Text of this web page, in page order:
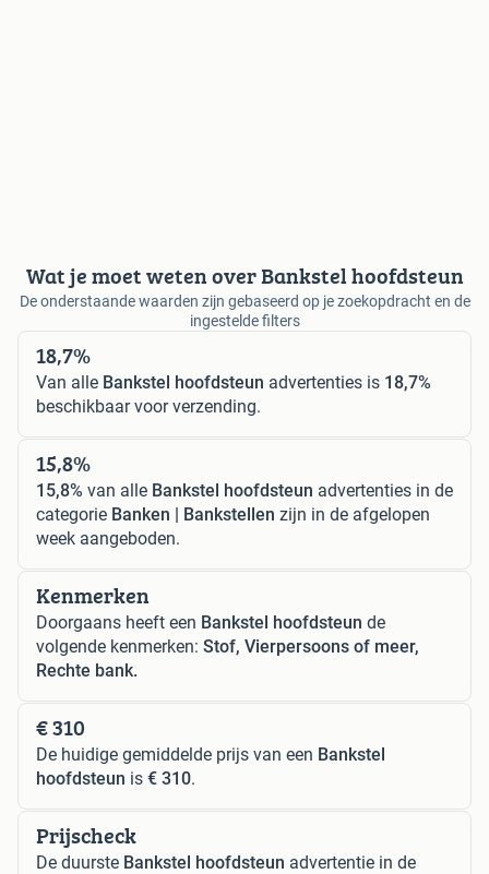
Wat je moet weten over Bankstel hoofdsteun
De onderstaande waarden zijn gebaseerd op je zoekopdracht en de
ingestelde filters
18,7%
Van alle Bankstel hoofdsteun advertenties is 18,7%
beschikbaar voor verzending.
15,8%
15,8% van alle Bankstel hoofdsteun advertenties in de
categorie Banken | Bankstellen zijn in de afgelopen
week aangeboden.
Kenmerken
Doorgaans heeft een Bankstel hoofdsteun de
volgende kenmerken: Stof, Vierpersoons of meer,
Rechte bank.
€ 310
De huidige gemiddelde prijs van een Bankstel
hoofdsteun is € 310.
Prijscheck
De duurste Bankstel hoofdsteun advertentie in de